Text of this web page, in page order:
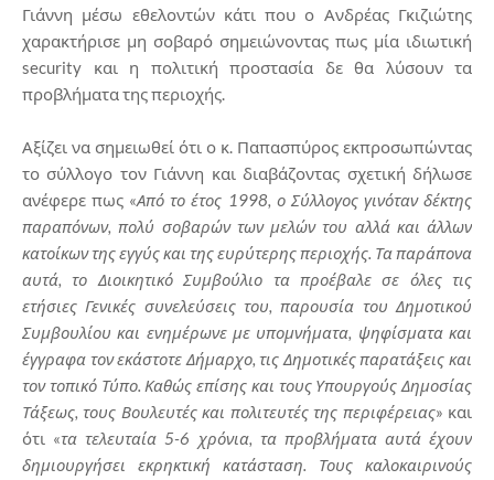
Γιάννη μέσω εθελοντών κάτι που ο Ανδρέας Γκιζιώτης
χαρακτήρισε μη σοβαρό σημειώνοντας πως μία ιδιωτική
security και η πολιτική προστασία δε θα λύσουν τα
προβλήματα της περιοχής.
Αξίζει να σημειωθεί ότι ο κ. Παπασπύρος εκπροσωπώντας
το σύλλογο τον Γιάννη και διαβάζοντας σχετική δήλωσε
ανέφερε πως «Από το έτος 1998, ο Σύλλογος γινόταν δέκτης
παραπόνων, πολύ σοβαρών των μελών του αλλά και άλλων
κατοίκων της εγγύς και της ευρύτερης περιοχής. Τα παράπονα
αυτά, το Διοικητικό Συμβούλιο τα προέβαλε σε όλες τις
ετήσιες Γενικές συνελεύσεις του, παρουσία του Δημοτικού
Συμβουλίου και ενημέρωνε με υπομνήματα, ψηφίσματα και
έγγραφα τον εκάστοτε Δήμαρχο, τις Δημοτικές παρατάξεις και
τον τοπικό Τύπο. Καθώς επίσης και τους Υπουργούς Δημοσίας
Τάξεως, τους Βουλευτές και πολιτευτές της περιφέρειας» και
ότι «τα τελευταία 5-6 χρόνια, τα προβλήματα αυτά έχουν
δημιουργήσει εκρηκτική κατάσταση. Τους καλοκαιρινούς